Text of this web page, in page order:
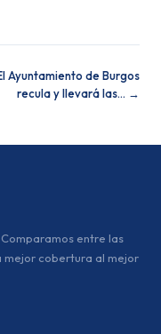
Ayuntamiento de Burgos
recula y llevará las… →
entre las
cobertura al mejor